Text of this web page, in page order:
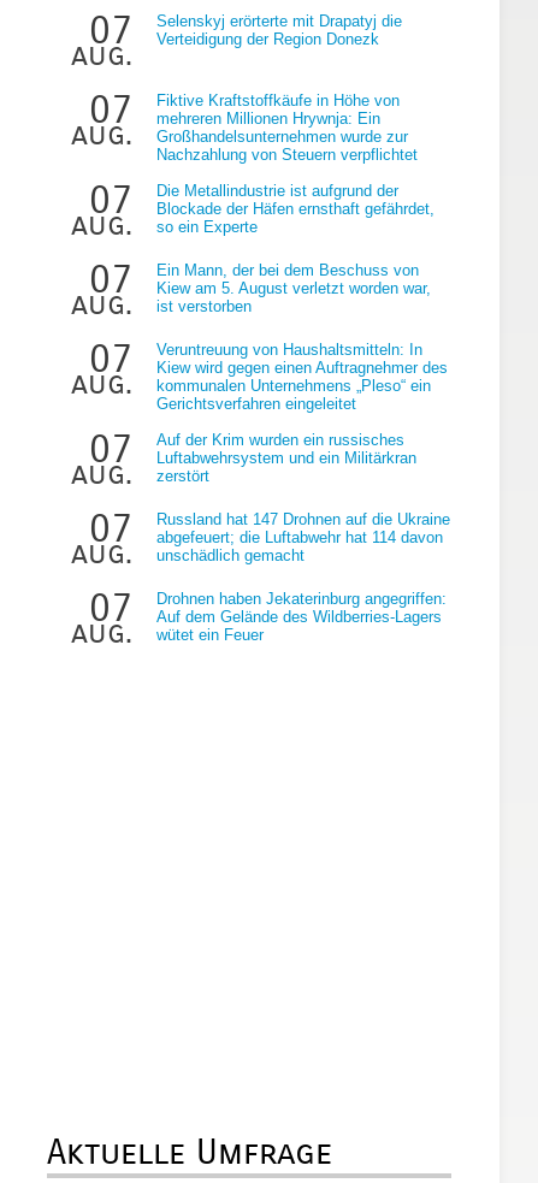
07
aug.
Selenskyj erörterte mit Drapatyj die
Verteidigung der Region Donezk
07
aug.
Fiktive Kraftstoffkäufe in Höhe von
mehreren Millionen Hrywnja: Ein
Großhandelsunternehmen wurde zur
Nachzahlung von Steuern verpflichtet
07
aug.
Die Metallindustrie ist aufgrund der
Blockade der Häfen ernsthaft gefährdet,
so ein Experte
07
aug.
Ein Mann, der bei dem Beschuss von
Kiew am 5. August verletzt worden war,
ist verstorben
07
aug.
Veruntreuung von Haushaltsmitteln: In
Kiew wird gegen einen Auftragnehmer des
kommunalen Unternehmens „Pleso“ ein
Gerichtsverfahren eingeleitet
07
aug.
Auf der Krim wurden ein russisches
Luftabwehrsystem und ein Militärkran
zerstört
07
aug.
Russland hat 147 Drohnen auf die Ukraine
abgefeuert; die Luftabwehr hat 114 davon
unschädlich gemacht
07
aug.
Drohnen haben Jekaterinburg angegriffen:
Auf dem Gelände des Wildberries-Lagers
wütet ein Feuer
Aktuelle Umfrage